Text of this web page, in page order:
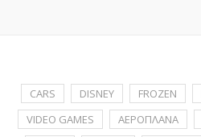
CARS DISNEY FROZEN
VIDEO GAMES
ΑΕΡΟΠΛΑΝΑ